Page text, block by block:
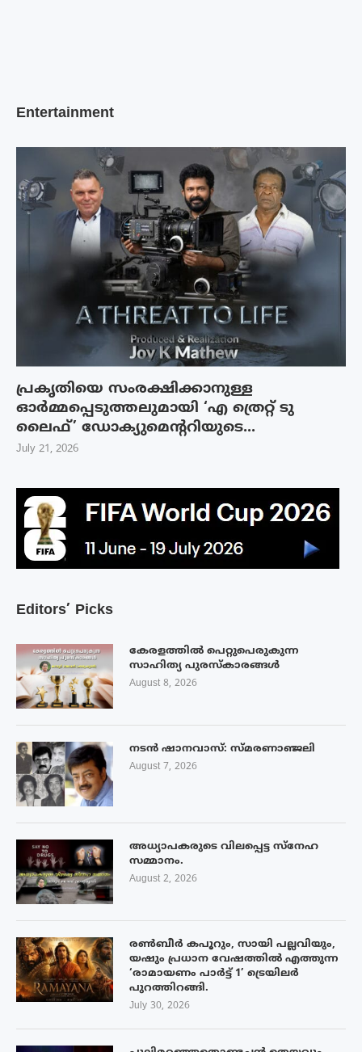
Editors’ Picks
കേരളത്തിൽ പെറ്റുപെരുകുന്ന
സാഹിത്യ പുരസ്‌കാരങ്ങൾ
August 8, 2026
നടൻ ഷാനവാസ്: സ്മരണാഞ്ജലി
August 7, 2026
അധ്യാപകരുടെ വിലപ്പെട്ട സ്നേഹ
സമ്മാനം.
August 2, 2026
രൺബീർ കപൂറും, സായി പല്ലവിയും,
യഷും പ്രധാന വേഷത്തിൽ എത്തുന്ന
‘രാമായണം പാർട്ട് 1’ ട്രെയിലർ
പുറത്തിറങ്ങി.
July 30, 2026
Entertainment
പ്രകൃതിയെ സംരക്ഷിക്കാനുള്ള
ഓർമ്മപ്പെടുത്തലുമായി ‘എ ത്രെറ്റ് ടു
ലൈഫ്’ ഡോക്യുമെന്ററിയുടെ...
July 21, 2026